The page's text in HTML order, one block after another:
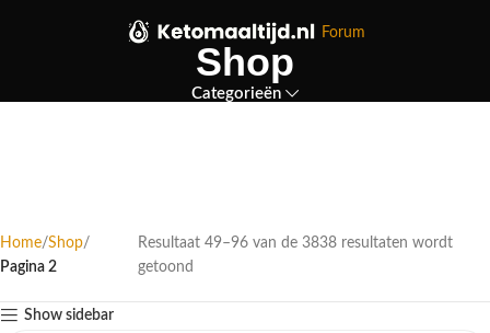
Forum
Shop
Categorieën
Home Shop
Pagina 2
Resultaat 49–96 van de 3838 resultaten wordt
getoond
Show sidebar